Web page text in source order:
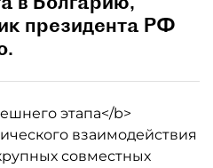
президента РФ
этапа</b>
взаимодействия
совместных